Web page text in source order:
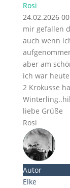
Rosi
24.02.2026
mir gefallen
auch wenn
aber am
ich war
2 Krokusse
liebe Grüße
Rosi
Autor
Elke